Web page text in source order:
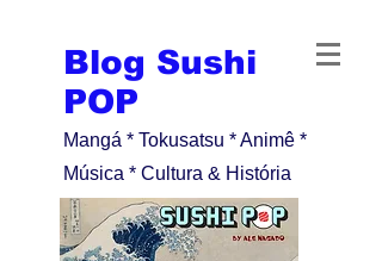
Blog Sushi
POP
Mangá * Tokusatsu * Animê *
Música * Cultura & História